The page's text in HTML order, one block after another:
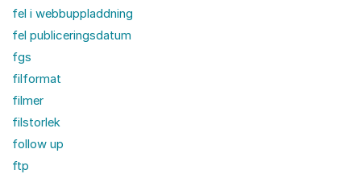
fel i webbuppladdning
fel publiceringsdatum
fgs
filformat
filmer
filstorlek
follow up
ftp